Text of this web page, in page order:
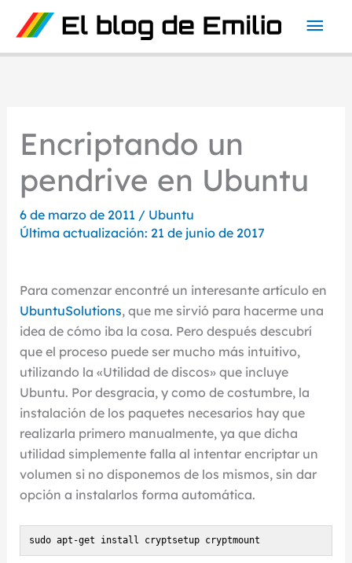
contenido
Encriptando un
pendrive en Ubuntu
6 de marzo de 2011 / Ubuntu
Última actualización: 21 de junio de 2017
Para comenzar encontré un interesante artículo en
UbuntuSolutions, que me sirvió para hacerme una
idea de cómo iba la cosa. Pero después descubrí
que el proceso puede ser mucho más intuitivo,
utilizando la «Utilidad de discos» que incluye
Ubuntu. Por desgracia, y como de costumbre, la
instalación de los paquetes necesarios hay que
realizarla primero manualmente, ya que dicha
utilidad simplemente falla al intentar encriptar un
volumen si no disponemos de los mismos, sin dar
opción a instalarlos forma automática.
sudo apt-get install cryptsetup cryptmount